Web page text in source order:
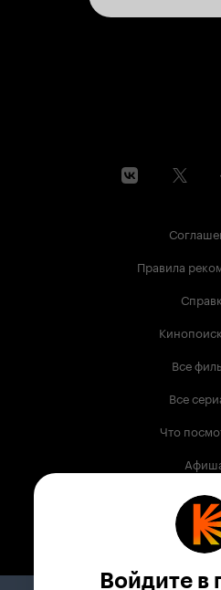
Правила
Все
Все
Что
Музыка
Войдите в